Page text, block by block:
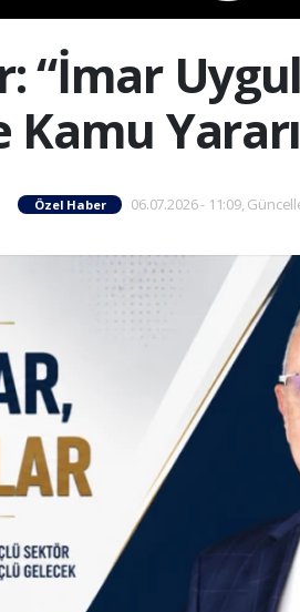
“İmar
Kamu
Özel Haber 06.07.2026 - 11:09,